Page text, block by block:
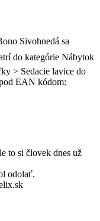
Sivohnedá sa
do kategórie Nábytok
> Sedacie lavice do
EAN kódom:
to si človek dnes už
odolať.